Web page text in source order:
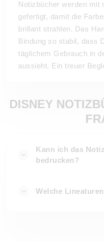
Notizbücher werden mit
gefertigt, damit die
brillant strahlen. Das
Bindung so stabil, dass
täglichem Gebrauch in
aussieht. Ein treuer
DISNEY
Kann ich das
bedrucken?
Welche